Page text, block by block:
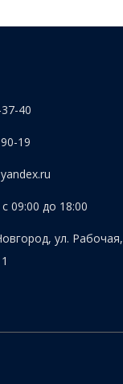
40
19
09:00 до 18:00
ул. Рабочая,